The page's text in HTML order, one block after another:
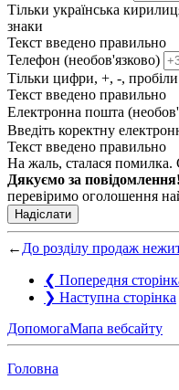
Тільки українська
знаки
Текст введено правильно
Телефон (необов'язково)
Тільки цифри, +, -,
Текст введено правильно
Електронна пошта
Введіть коректну
Текст введено правильно
На жаль, сталася помилка.
Дякуємо за повідомлення!
перевіримо оголошення
Надіслати
← До розділу продаж
❮ Попередня
❯ Наступна сторінка
ДопомогаМапа вебсайту
Головна